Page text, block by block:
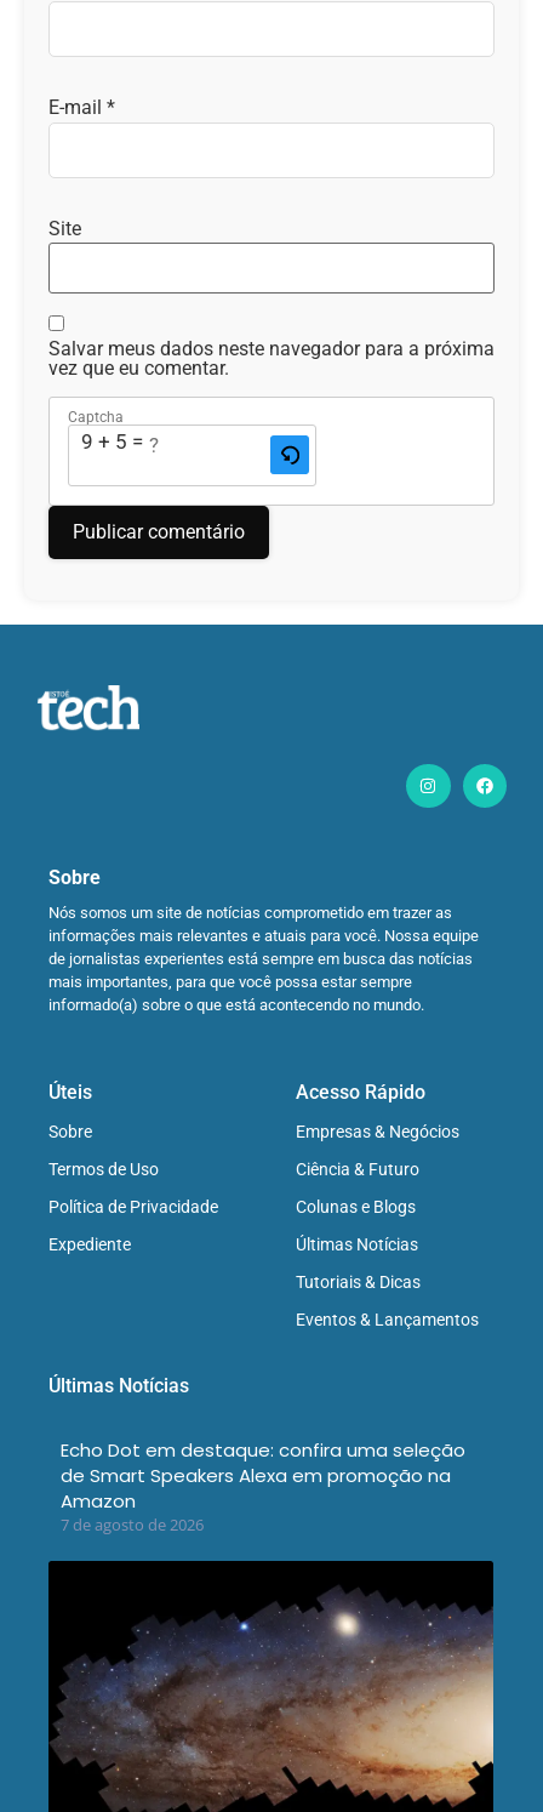
E-mail *
Site
Salvar meus dados neste navegador para a próxima
vez que eu comentar.
Captcha
9 + 5 = ?
Sobre
Nós somos um site de notícias comprometido em trazer as
informações mais relevantes e atuais para você. Nossa equipe
de jornalistas experientes está sempre em busca das notícias
mais importantes, para que você possa estar sempre
informado(a) sobre o que está acontecendo no mundo.
Úteis
Sobre
Termos de Uso
Política de Privacidade
Expediente
Acesso Rápido
Empresas & Negócios
Ciência & Futuro
Colunas e Blogs
Últimas Notícias
Tutoriais & Dicas
Eventos & Lançamentos
Últimas Notícias
Echo Dot em destaque: confira uma seleção
de Smart Speakers Alexa em promoção na
Amazon
7 de agosto de 2026